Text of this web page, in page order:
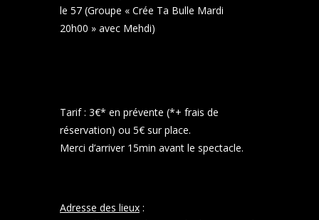
le 57 (Groupe « Crée Ta Bulle Mardi
20h00 » avec Mehdi)
Tarif : 3€* en prévente (*+ frais de
réservation) ou 5€ sur place.
Merci d’arriver 15min avant le spectacle.
Adresse des lieux :